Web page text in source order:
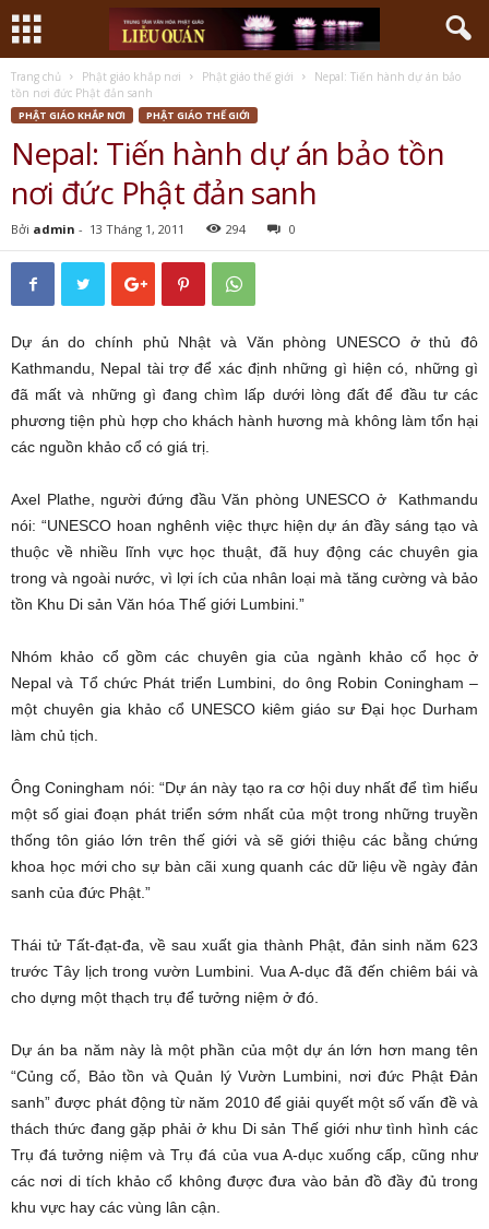
Trang chủ Phật giáo khắp nơi Phật giáo thế giới
Nepal: Tiến hành dự án bảo
tồn nơi đức Phật đản sanh
PHẬT GIÁO KHẮP NƠI PHẬT GIÁO THẾ GIỚI
Nepal: Tiến hành dự án bảo tồn
nơi đức Phật đản sanh
Bởi admin - 13 Tháng 1, 2011 294 0
Dự án do chính phủ Nhật và Văn phòng UNESCO ở thủ đô
Kathmandu, Nepal tài trợ để xác định những gì hiện có, những gì
đã mất và những gì đang chìm lấp dưới lòng đất để đầu tư các
phương tiện phù hợp cho khách hành hương mà không làm tổn hại
các nguồn khảo cổ có giá trị.
Axel Plathe, người đứng đầu Văn phòng UNESCO ở Kathmandu
nói: “UNESCO hoan nghênh việc thực hiện dự án đầy sáng tạo và
thuộc về nhiều lĩnh vực học thuật, đã huy động các chuyên gia
trong và ngoài nước, vì lợi ích của nhân loại mà tăng cường và bảo
tồn Khu Di sản Văn hóa Thế giới Lumbini.”
Nhóm khảo cổ gồm các chuyên gia của ngành khảo cổ học ở
Nepal và Tổ chức Phát triển Lumbini, do ông Robin Coningham –
một chuyên gia khảo cổ UNESCO kiêm giáo sư Đại học Durham
làm chủ tịch.
Ông Coningham nói: “Dự án này tạo ra cơ hội duy nhất để tìm hiểu
một số giai đoạn phát triển sớm nhất của một trong những truyền
thống tôn giáo lớn trên thế giới và sẽ giới thiệu các bằng chứng
khoa học mới cho sự bàn cãi xung quanh các dữ liệu về ngày đản
sanh của đức Phật.”
Thái tử Tất-đạt-đa, về sau xuất gia thành Phật, đản sinh năm 623
trước Tây lịch trong vườn Lumbini. Vua A-dục đã đến chiêm bái và
cho dựng một thạch trụ để tưởng niệm ở đó.
Dự án ba năm này là một phần của một dự án lớn hơn mang tên
“Củng cố, Bảo tồn và Quản lý Vườn Lumbini, nơi đức Phật Đản
sanh” được phát động từ năm 2010 để giải quyết một số vấn đề và
thách thức đang gặp phải ở khu Di sản Thế giới như tình hình các
Trụ đá tưởng niệm và Trụ đá của vua A-dục xuống cấp, cũng như
các nơi di tích khảo cổ không được đưa vào bản đồ đầy đủ trong
khu vực hay các vùng lân cận.